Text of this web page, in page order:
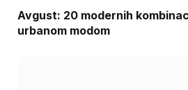
Avgust: 20 modernih
urbanom modom